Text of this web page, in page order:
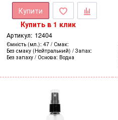
Купити
Купить в 1 клик
Артикул: 12404
Ємність (мл.) 47
Смак
Без смаку (Нейтральний)
Запах
Без запаху
Основа Водна